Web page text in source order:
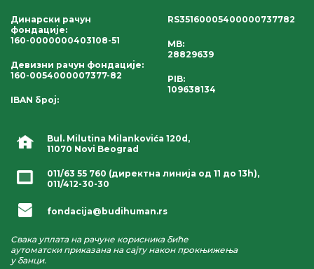
Bul. Milutina Milankovića 120d,
11070 Novi Beograd
011/63 55 760 (директна линија од 11 до 13h),
011/412-30-30
fondacija@budihuman.rs
Свака уплата на рачуне корисника биће
аутоматски приказана на сајту након прокњижења
у банци.
Динарски рачун
фондације:
160-0000000403108-51
Девизни рачун фондације:
160-0054000007377-82
IBAN број:
RS35160005400000737782
MB:
28829639
PIB:
109638134